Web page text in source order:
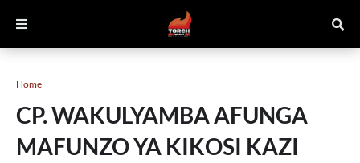
Home
CP. WAKULYAMBA AFUNGA
MAFUNZO YA KIKOSI KAZI